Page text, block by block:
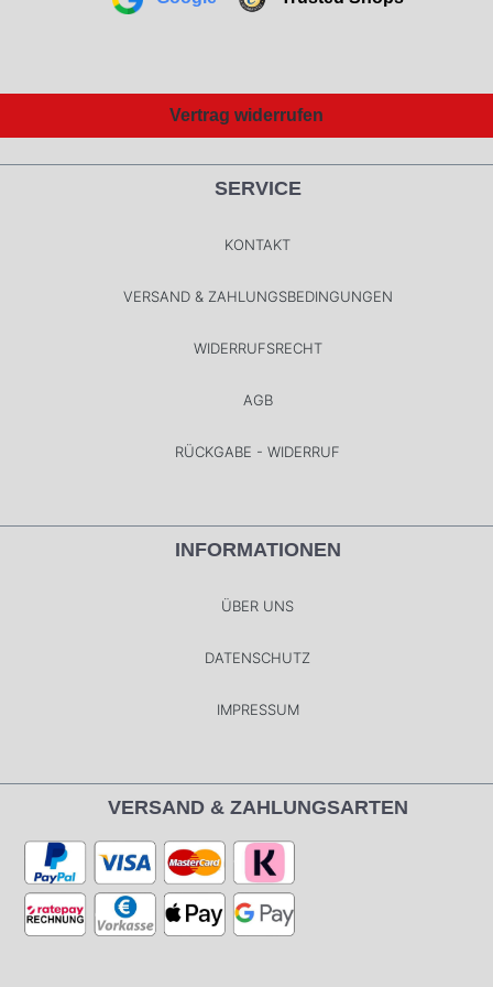
Vertrag widerrufen
SERVICE
KONTAKT
VERSAND & ZAHLUNGSBEDINGUNGEN
WIDERRUFSRECHT
AGB
RÜCKGABE - WIDERRUF
INFORMATIONEN
ÜBER UNS
DATENSCHUTZ
IMPRESSUM
VERSAND & ZAHLUNGSARTEN